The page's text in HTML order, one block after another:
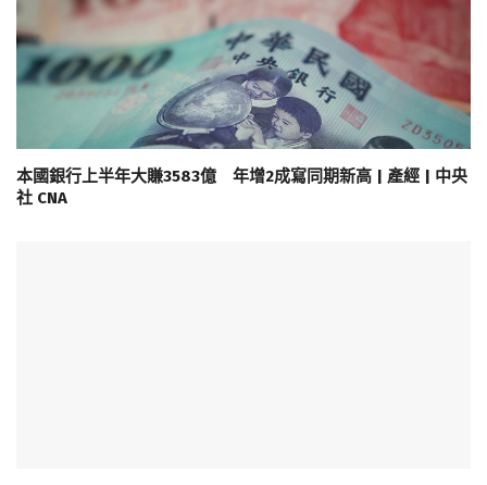
本國銀行上半年大賺3583億 年增2成寫同期新高 | 產經 | 中央
社 CNA